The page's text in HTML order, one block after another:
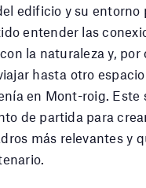
edificio y su entorno
entender las
la naturaleza y, por
hasta otro
en Mont-roig. Este
de partida para
más relevantes y